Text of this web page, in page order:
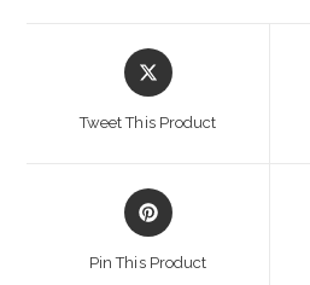
Opens
in
Tweet This Product
Opens
in
Pin This Product